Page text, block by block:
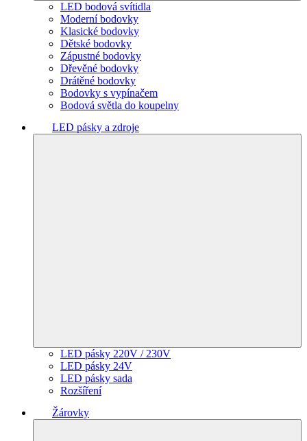
LED bodová svítidla
Moderní bodovky
Klasické bodovky
Dětské bodovky
Zápustné bodovky
Dřevěné bodovky
Drátěné bodovky
Bodovky s vypínačem
Bodová světla do koupelny
LED pásky a zdroje
LED pásky 220V / 230V
LED pásky 24V
LED pásky sada
Rozšíření
Žárovky